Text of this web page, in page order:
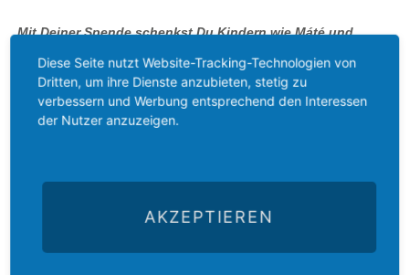
Mit Deiner Spende schenkst Du Kindern wie Máté und
Weiterführende, aktuelle Informationen zu den
unterstützten Projekten
wir bitten Euch und Sie herzlich, mit Eurer Spende, Kinder und
Pfarramt oder durch Direktüberweisung an das Gustav-Adolf-
Diese Seite nutzt Website-Tracking-Technologien von
Dritten, um ihre Dienste anzubieten, stetig zu
verbessern und Werbung entsprechend den Interessen
der Nutzer anzuzeigen.
AKZEPTIEREN